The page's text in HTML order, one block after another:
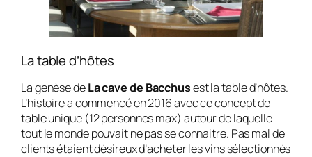
La table d’hôtes
La genèse deLa cave de Bacchusest la table d’hôtes.
L’histoire a commencé en 2016 avec ce concept de
table unique (12 personnes max) autour de laquelle
tout le monde pouvait ne pas se connaitre. Pas mal de
clients étaient désireux d’acheter les vins sélectionnés